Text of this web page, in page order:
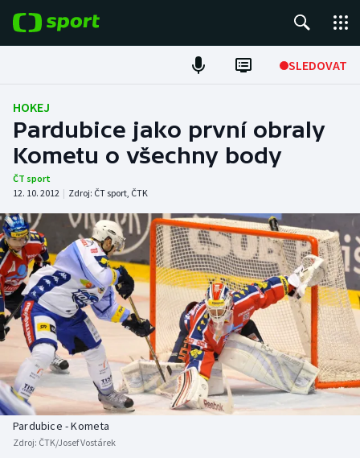
SLEDOVAT
Fotbal
Hokej
Tenis
Atletika
Cyklistika
DALŠÍ SPORTY
Americký fotbal
Baseball a softbal
Basketbal
Biatlon
NEPŘEHLÉDNĚTE
Soutěže
Historické návraty
Aplikace ČT sport
HOKEJ
Pardubice jako první obraly
Kometu o všechny body
ČT sport
12. 10. 2012 | Zdroj: ČT sport, ČTK
Pardubice - Kometa
Zdroj: ČTK/Josef Vostárek